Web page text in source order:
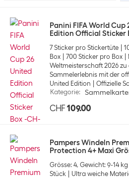
Panini FIFA World Cup
Edition Official Sticker
7 Sticker pro Stickertüte
Box
700 Sticker pro Box
Weltmeisterschaft 2026
Sammelerlebnis mit der
United Edition
Offizielle
Kategorie:
CHF 109.00
Pampers Windeln
Protection 4+ Maxi
Grösse: 4, Gewicht: 9-14 kg
Stück
Ultra weiche